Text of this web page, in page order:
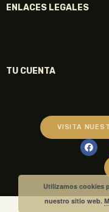
ENLACES LEGALES
TU CUENTA
VISITA
Utilizamos cookies
nuestro sitio web.